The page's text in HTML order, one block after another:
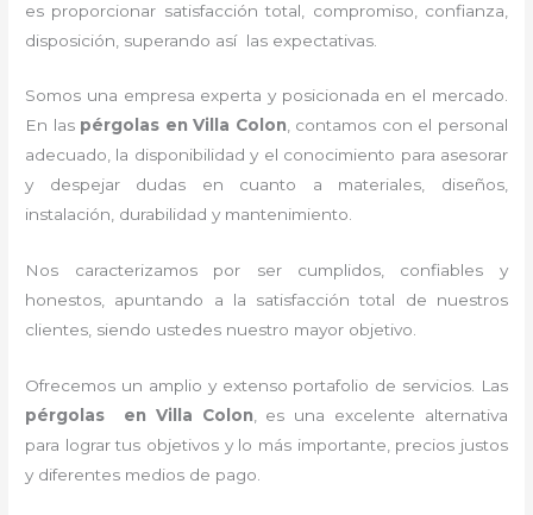
es proporcionar satisfacción total, compromiso, confianza,
disposición, superando así las expectativas.
Somos una empresa experta y posicionada en el mercado.
En las pérgolas en Villa Colon, contamos con el personal
adecuado, la disponibilidad y el conocimiento para asesorar
y despejar dudas en cuanto a materiales, diseños,
instalación, durabilidad y mantenimiento.
Nos caracterizamos por ser cumplidos, confiables y
honestos, apuntando a la satisfacción total de nuestros
clientes, siendo ustedes nuestro mayor objetivo.
Ofrecemos un amplio y extenso portafolio de servicios. Las
pérgolas en Villa Colon , es una excelente alternativa
para lograr tus objetivos y lo más importante, precios justos
y diferentes medios de pago.